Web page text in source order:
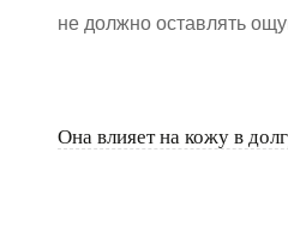
не должно оставлять
Она влияет на кожу в